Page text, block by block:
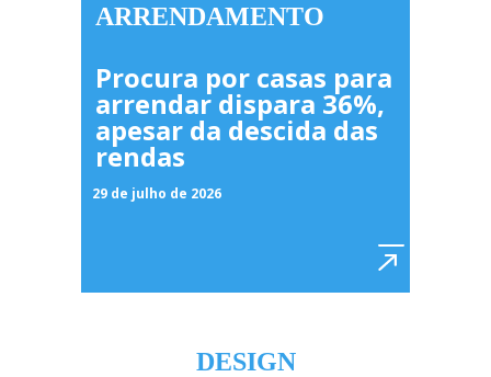
ARRENDAMENTO
Procura por casas para
arrendar dispara 36%,
apesar da descida das
rendas
29 de julho de 2026
DESIGN